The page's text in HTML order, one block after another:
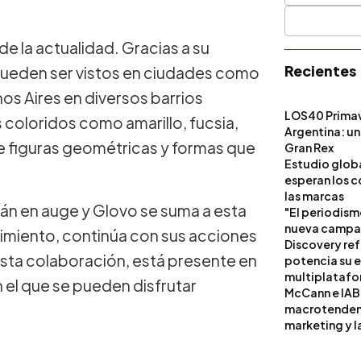
la actualidad. Gracias a su
ser vistos en ciudades como
Aires en diversos barrios
como amarillo, fucsia,
geométricas y formas que
en auge y Glovo se suma a esta
continúa con sus acciones
colaboración, está presente en
el que se pueden disfrutar
Recientes
LOS40
Argentina:
Gran Rex
Estudio
esperan los
las marcas
"El
nueva
Discovery
potencia su
McCann e
marketing y